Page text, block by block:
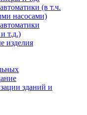
(в т.ч.
насосами)
т.д.)
изделия
зданий и